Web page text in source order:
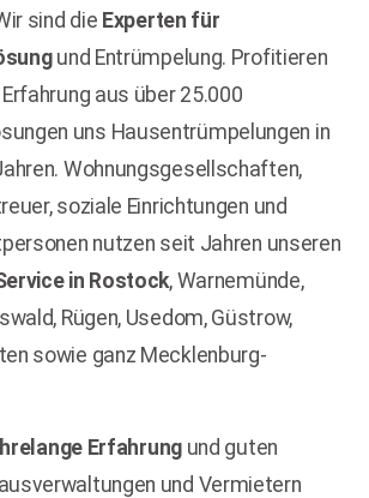
sind die Experten für
und Entrümpelung. Profitieren
aus über 25.000
uns Hausentrümpelungen in
Wohnungsgesellschaften,
soziale Einrichtungen und
nutzen seit Jahren unseren
in Rostock, Warnemünde,
Rügen, Usedom, Güstrow,
sowie ganz Mecklenburg-
Erfahrungund guten
und Vermietern